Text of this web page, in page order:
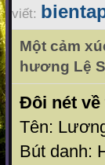
viết:
Một cảm
hương Lệ
Đôi nét về
Tên:
Bút danh: